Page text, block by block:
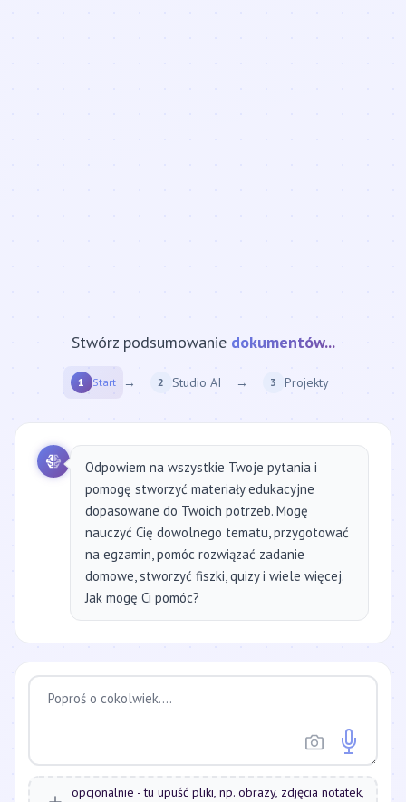
Stwórz podsumowanie strony internetowej...
1 Start → 2 Studio AI → 3 Projekty
Odpowiem na wszystkie Twoje pytania i
pomogę stworzyć materiały edukacyjne
dopasowane do Twoich potrzeb. Mogę
nauczyć Cię dowolnego tematu, przygotować
na egzamin, pomóc rozwiązać zadanie
domowe, stworzyć fiszki, quizy i wiele więcej.
Jak mogę Ci pomóc?
opcjonalnie - tu upuść pliki, np. obrazy, zdjęcia notatek,